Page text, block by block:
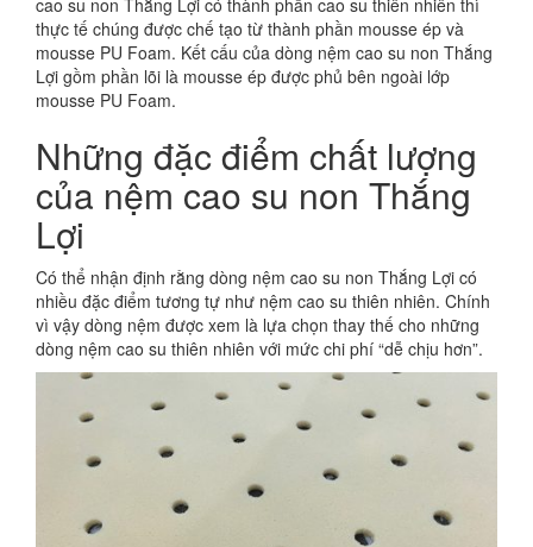
thực tế chúng được chế tạo từ thành phần mousse ép và
mousse PU Foam. Kết cấu của dòng nệm cao su non Thắng
Lợi gồm phần lõi là mousse ép được phủ bên ngoài lớp
mousse PU Foam.
Những đặc điểm chất lượng
của nệm cao su non Thắng
Lợi
Có thể nhận định rằng dòng nệm cao su non Thắng Lợi có
nhiều đặc điểm tương tự như nệm cao su thiên nhiên. Chính
vì vậy dòng nệm được xem là lựa chọn thay thế cho những
dòng nệm cao su thiên nhiên với mức chi phí “dễ chịu hơn”.